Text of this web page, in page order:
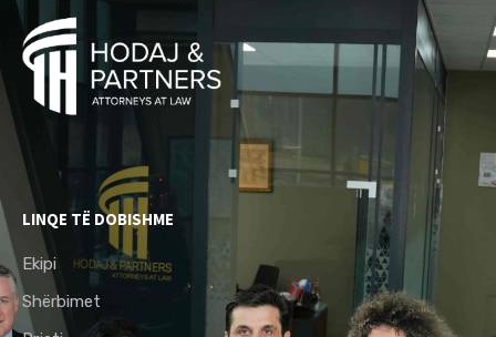
LINQE TË DOBISHME
Ekipi
Shërbimet